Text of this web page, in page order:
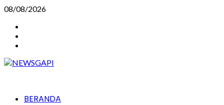
Skip
content
08/08/2026
PrimaryBERANDA